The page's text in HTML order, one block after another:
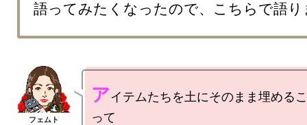
語ってみたくなったので、こちらで語り
アイテムたちを土にそのまま埋める
って